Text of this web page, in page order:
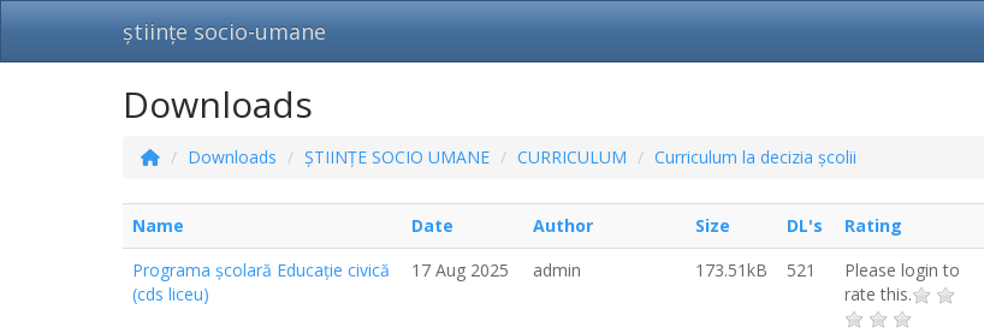
științe socio-umane
Downloads
Downloads ȘTIINȚE SOCIO UMANE CURRICULUM Curriculum la decizia școlii
Name Date Author Size DL's Rating
Programa școlară Educație civică
(cds liceu)
17 Aug 2025 admin 173.51kB 521
Please login to
rate this.